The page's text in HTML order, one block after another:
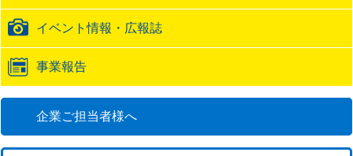
イベント情報・広報誌
事業報告
企業ご担当者様へ